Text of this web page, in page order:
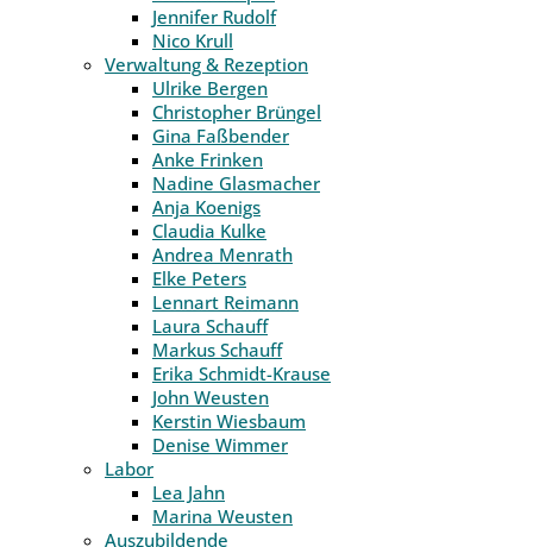
Jennifer Rudolf
Nico Krull
Verwaltung & Rezeption
Ulrike Bergen
Christopher Brüngel
Gina Faßbender
Anke Frinken
Nadine Glasmacher
Anja Koenigs
Claudia Kulke
Andrea Menrath
Elke Peters
Lennart Reimann
Laura Schauff
Markus Schauff
Erika Schmidt-Krause
John Weusten
Kerstin Wiesbaum
Denise Wimmer
Labor
Lea Jahn
Marina Weusten
Auszubildende